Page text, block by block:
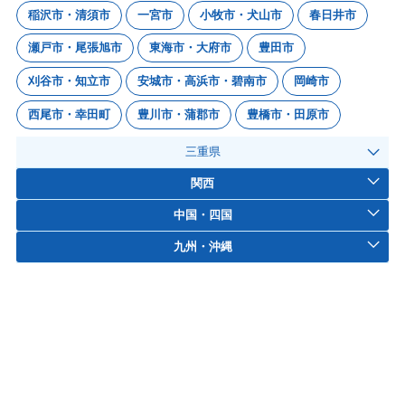
稲沢市・清須市 一宮市 小牧市・犬山市 春日井市
瀬戸市・尾張旭市 東海市・大府市 豊田市
刈谷市・知立市 安城市・高浜市・碧南市 岡崎市
西尾市・幸田町 豊川市・蒲郡市 豊橋市・田原市
三重県
関西
中国・四国
九州・沖縄